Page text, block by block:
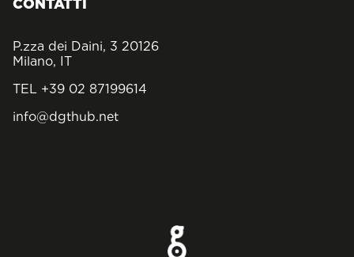
CONTATTI
P.zza dei Daini, 3 20126
Milano, IT
TEL +39 02 87199614
info@dgthub.net